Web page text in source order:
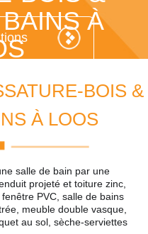
À
BOIS &
À LOOS
salle de bain par une
projeté et toiture zinc,
PVC, salle de bains
meuble double vasque,
au sol, sèche-serviettes